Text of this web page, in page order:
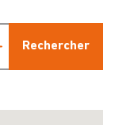
Rechercher